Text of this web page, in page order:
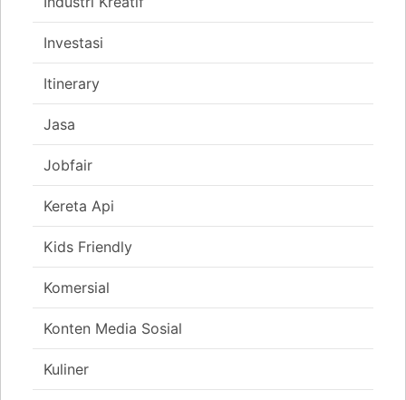
Investasi
Itinerary
Jasa
Jobfair
Kereta Api
Kids Friendly
Komersial
Konten Media Sosial
Kuliner